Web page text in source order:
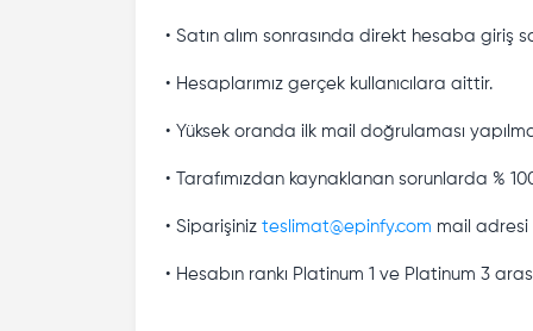
• Satın alım sonrasında direkt hesaba giriş
• Hesaplarımız gerçek kullanıcılara aittir.
• Yüksek oranda ilk mail doğrulaması
• Tarafımızdan kaynaklanan sorunlarda %
• Siparişiniz teslimat@epinfy.com mail
• Hesabın rankı Platinum 1 ve Platinum 3